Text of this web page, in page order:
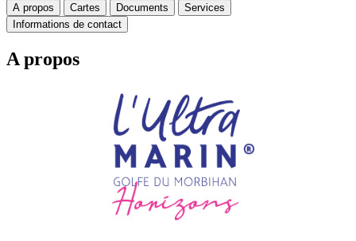
A propos Cartes Documents
Services
Informations de contact
A propos